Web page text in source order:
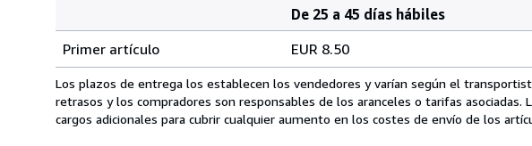
de
envío
de
Alemania
pedido
De 25 a 45 días hábiles
Primer artículo
EUR 8.50
Los plazos de entrega los establecen los vendedores y varían según el
retrasos y los compradores son responsables de los aranceles o tarifas
cargos adicionales para cubrir cualquier aumento en los costes de envío de los